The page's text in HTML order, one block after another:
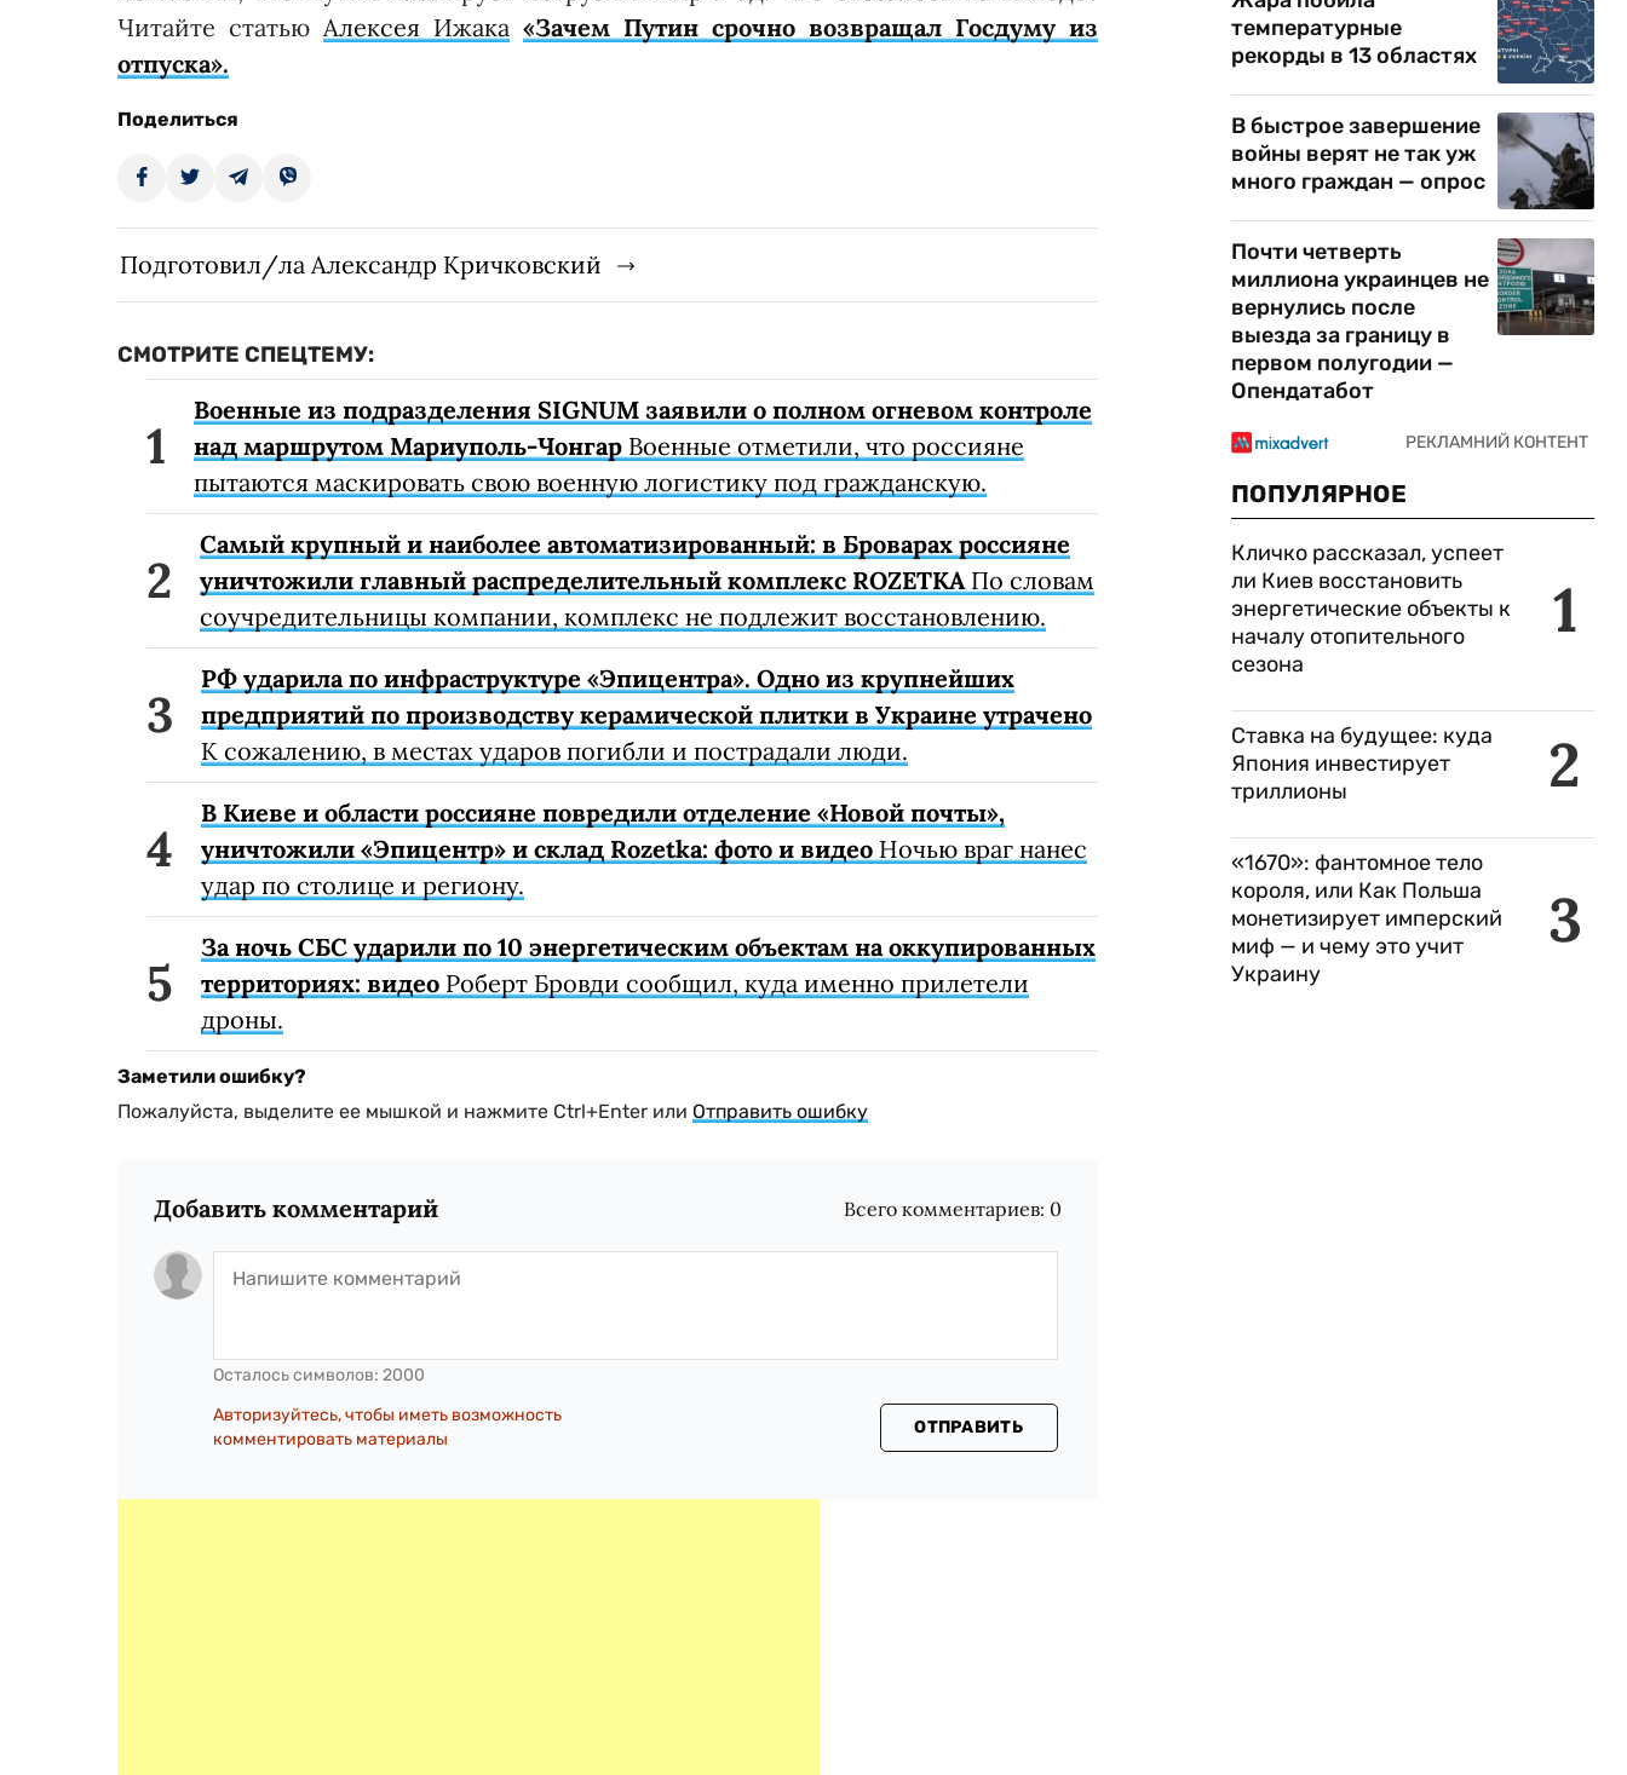
Читайте статью Алексея Ижака «Зачем Путин срочно возвращал Госдуму из
отпуска».
Поделиться
Подготовил/ла Александр Кричковский
СМОТРИТЕ СПЕЦТЕМУ:
Военные из подразделения SIGNUM заявили о полном огневом контроле
над маршрутом Мариуполь-Чонгар Военные отметили, что россияне
пытаются маскировать свою военную логистику под гражданскую.
Самый крупный и наиболее автоматизированный: в Броварах россияне
уничтожили главный распределительный комплекс ROZETKAПо словам
соучредительницы компании, комплекс не подлежит восстановлению.
РФ ударила по инфраструктуре «Эпицентра». Одно из крупнейших
предприятий по производству керамической плитки в Украине утрачено
К сожалению, в местах ударов погибли и пострадали люди.
В Киеве и области россияне повредили отделение «Новой почты»,
уничтожили «Эпицентр» и склад Rozetka: фото и видео Ночью враг нанес
удар по столице и региону.
За ночь СБС ударили по 10 энергетическим объектам на оккупированных
территориях: видео Роберт Бровди сообщил, куда именно прилетели
дроны.
Заметили ошибку?
Пожалуйста, выделите ее мышкой и нажмите Ctrl+Enter или Отправить ошибку
Добавить комментарий Всего комментариев: 0
Осталось символов: 2000
Авторизуйтесь, чтобы иметь возможность
комментировать материалы
ОТПРАВИТЬ
температурные
рекорды в 13 областях
В быстрое завершение
войны верят не так уж
много граждан — опрос
Почти четверть
миллиона украинцев не
вернулись после
выезда за границу в
первом полугодии —
Опендатабот
ПОПУЛЯРНОЕ
1
Кличко рассказал, успеет
ли Киев восстановить
энергетические объекты к
началу отопительного
сезона
2
Ставка на будущее: куда
Япония инвестирует
триллионы
3
«1670»: фантомное тело
короля, или Как Польша
монетизирует имперский
миф — и чему это учит
Украину